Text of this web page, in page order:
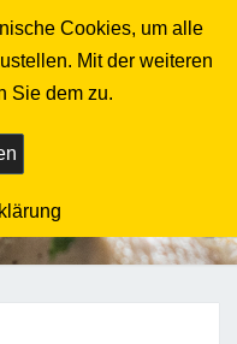
Cookies, um alle
Mit der weiteren
Sie dem zu.